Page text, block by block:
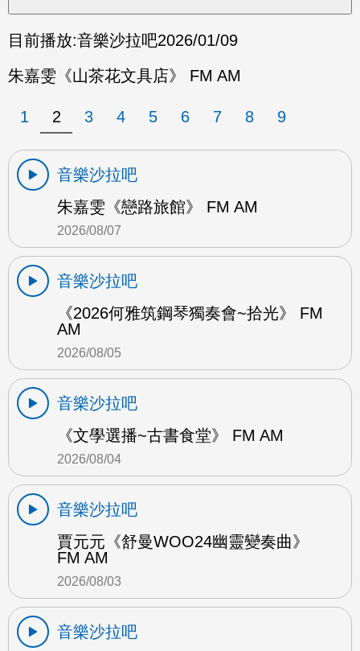
目前播放:音樂沙拉吧2026/01/09
朱嘉雯《山茶花文具店》 FM AM
1 2 3 4 5 6 7 8 9
音樂沙拉吧
朱嘉雯《戀路旅館》 FM AM
2026/08/07
音樂沙拉吧
《2026何雅筑鋼琴獨奏會~拾光》 FM
AM
2026/08/05
音樂沙拉吧
《文學選播~古書食堂》 FM AM
2026/08/04
音樂沙拉吧
賈元元《舒曼WOO24幽靈變奏曲》
FM AM
2026/08/03
音樂沙拉吧